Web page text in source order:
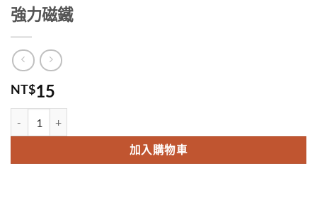
強力磁鐵
NT$15
加入購物車